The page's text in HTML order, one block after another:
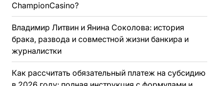
ChampionCasino?
Владимир Литвин и Янина Соколова: история
брака, развода и совместной жизни банкира и
журналистки
Как рассчитать обязательный платеж на субсидию